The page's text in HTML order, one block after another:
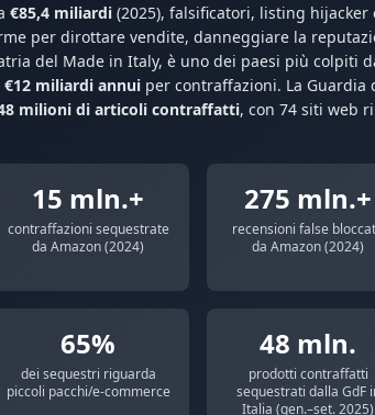
€85,4 miliardi (2025), falsificatori, listing
per dirottare vendite, danneggiare la
del Made in Italy, è uno dei paesi più colpiti
€12 miliardi annui per contraffazioni. La Guardia
milioni di articoli contraffatti, con 74 siti web
15 mln.+
contraffazioni sequestrate
da Amazon (2024)
275 mln.+
recensioni false
da Amazon (2024)
65%
dei sequestri riguarda
piccoli pacchi/e-commerce
48 mln.
prodotti contraffatti
sequestrati dalla GdF
Italia (gen.–set. 2025)